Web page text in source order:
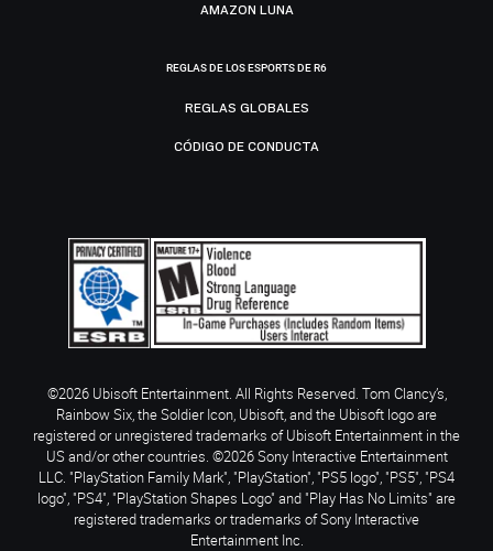
AMAZON LUNA
REGLAS DE LOS ESPORTS DE R6
REGLAS GLOBALES
CÓDIGO DE CONDUCTA
©2026 Ubisoft Entertainment. All Rights Reserved. Tom Clancy’s,
Rainbow Six, the Soldier Icon, Ubisoft, and the Ubisoft logo are
registered or unregistered trademarks of Ubisoft Entertainment in the
US and/or other countries. ©2026 Sony Interactive Entertainment
LLC. "PlayStation Family Mark", "PlayStation", "PS5 logo", "PS5", "PS4
logo", "PS4", "PlayStation Shapes Logo" and "Play Has No Limits" are
registered trademarks or trademarks of Sony Interactive
Entertainment Inc.